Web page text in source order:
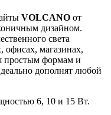
VOLCANO от
дизайном.
света
офисах, магазинах,
простым формам и
дополнят любой
6, 10 и 15 Вт.